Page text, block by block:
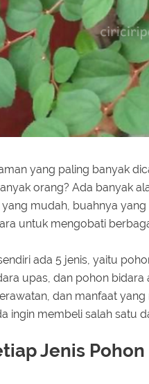
yang paling banyak
orang? Ada banyak
mudah, buahnya
untuk mengobati
ada 5 jenis, yaitu
upas, dan pohon bidara
dan manfaat
ingin membeli salah satu
Jenis